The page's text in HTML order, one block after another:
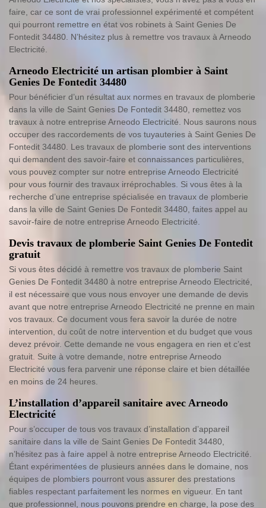
faire, car ce sont de vrai professionnel expérimenté et compétent
qui pourront remettre en état vos robinets à Saint Genies De
Fontedit 34480. N’hésitez plus à remettre vos travaux à Arneodo
Electricité.
Arneodo Electricité un artisan plombier à Saint
Genies De Fontedit 34480
Pour bénéficier d’un résultat aux normes en travaux de plomberie
dans la ville de Saint Genies De Fontedit 34480, remettez vos
travaux à notre entreprise Arneodo Electricité. Nous saurons nous
occuper des raccordements de vos tuyauteries à Saint Genies De
Fontedit 34480. Les travaux de plomberie sont des interventions
qui demandent des savoir-faire et connaissances particulières,
vous pouvez compter sur notre entreprise Arneodo Electricité
pour vous fournir des travaux irréprochables. Si vous êtes à la
recherche d’une entreprise spécialisée en travaux de plomberie
dans la ville de Saint Genies De Fontedit 34480, faites appel au
savoir-faire de notre entreprise Arneodo Electricité.
Devis travaux de plomberie Saint Genies De Fontedit
gratuit
Si vous êtes décidé à remettre vos travaux de plomberie Saint
Genies De Fontedit 34480 à notre entreprise Arneodo Electricité,
il est nécessaire que vous nous envoyer une demande de devis
avant que notre entreprise Arneodo Electricité ne prenne en main
vos travaux. Ce document vous fera savoir la durée de notre
intervention, du coût de notre intervention et du budget que vous
devez prévoir. Cette demande ne vous engagera en rien et c’est
gratuit. Suite à votre demande, notre entreprise Arneodo
Electricité vous fera parvenir une réponse claire et bien détaillée
en moins de 24 heures.
L’installation d’appareil sanitaire avec Arneodo
Electricité
Pour s’occuper de tous vos travaux d’installation d’appareil
sanitaire dans la ville de Saint Genies De Fontedit 34480,
n’hésitez pas à faire appel à notre entreprise Arneodo Electricité.
Étant expérimentées de plusieurs années dans le domaine, nos
équipes de plombiers pourront vous assurer des prestations
fiables respectant parfaitement les normes en vigueur. En tant
que professionnel, nous pouvons prendre en charge, la pose des